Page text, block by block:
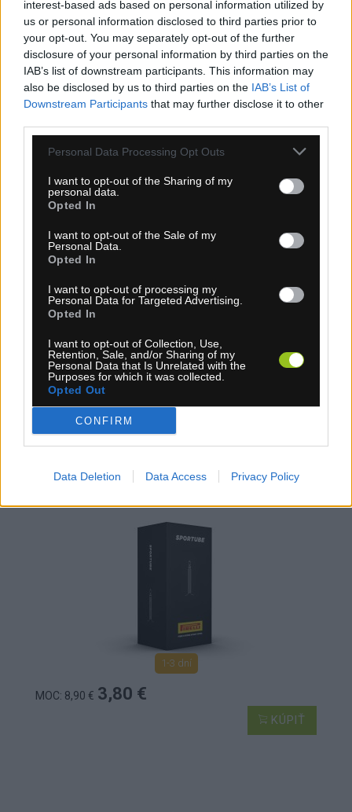
interest-based ads based on personal information utilized by
us or personal information disclosed to third parties prior to
your opt-out. You may separately opt-out of the further
disclosure of your personal information by third parties on the
IAB’s list of downstream participants. This information may
also be disclosed by us to third parties on the IAB’s List of
Downstream Participants that may further disclose it to other
Personal Data Processing Opt Outs
I want to opt-out of the Sharing of my
personal data.
Opted In
I want to opt-out of the Sale of my
Personal Data.
Opted In
I want to opt-out of processing my
Personal Data for Targeted Advertising.
Opted In
I want to opt-out of Collection, Use,
Retention, Sale, and/or Sharing of my
Personal Data that Is Unrelated with the
Purposes for which it was collected.
Opted Out
CONFIRM
Data Deletion Data Access Privacy Policy
PIRELLI SPORTUBE DUŠA 42-50-622 PRESTA
48MM
4-14 dní
MOC: 7,90 €
PIRELLI SPORTUBE DUŠA 2.1-2.4X27.5 PRESTA
1-3 dní
MOC: 8,90 € 3,80 €
KÚPIŤ